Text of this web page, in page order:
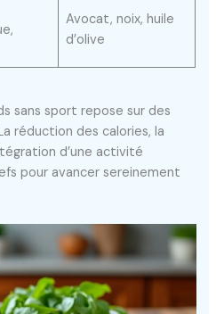
Avocat, noix, huile
d’olive
sans sport repose sur des
réduction des calories, la
d’une activité
pour avancer sereinement